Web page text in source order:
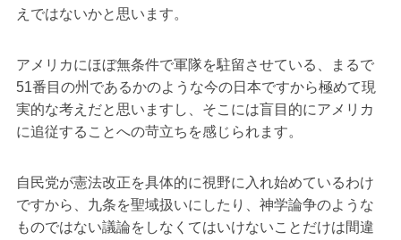
えではないかと思います。
アメリカにほぼ無条件で軍隊を駐留させている、まるで
51番目の州であるかのような今の日本ですから極めて現
実的な考えだと思いますし、そこには盲目的にアメリカ
に追従することへの苛立ちを感じられます。
自民党が憲法改正を具体的に視野に入れ始めているわけ
ですから、九条を聖域扱いにしたり、神学論争のような
ものではない議論をしなくてはいけないことだけは間違